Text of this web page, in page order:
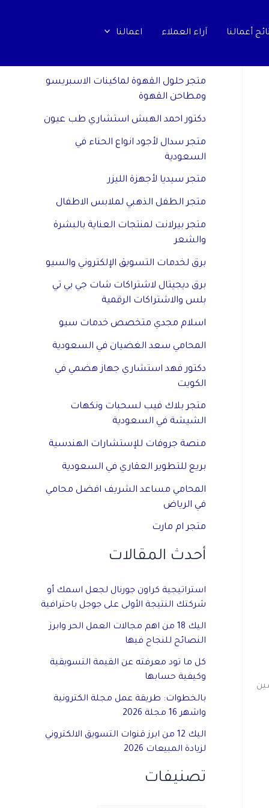
أعمالنا اَراء العملاء اعمالنا
متجر حلول القهوة لماكينات الاسبريسو
ومطاحن القهوة
دكتور احمد الهبش استشاري طب عيون
متجر سدال لأجود انواع الحناء في
السعودية
متجر سيديا لأجهزة الليزر
متجر الطفل الذهبي لملابس الاطفال
متجر بيرلانت لمنتجات العناية بالبشرة
والشعر
برق لخدمات التسويق الإلكتروني والسيو
برق ديجيتال لاشتراكات شات جي بي تي
بلس والاشتراكات الرقمية
اسلام مجدي متخصص خدمات سيو
المحامي سعد الغضيان في السعودية
دكتور فهد استشاري جهاز هضمي في
الكويت
متجر بلاك فيب لسحبات ونكهات
الشيشة في السعودية
منصة جروفات للإستشارات الهندسية
بريع للتطوير العقاري في السعودية
المحامي مساعد الشريف افضل محامي
في الرياض
متجر ام مارت
أحدث المقالات
استراتيجية كراون جورنال لجعل اسمك أو
شركتك النتيجة الأولى على جوجل باحترافية
اليك 18 من اهم مجالات العمل الحر وابرز
النصائح للنجاح فيها
كل ما تود معرفته عن القيمة التسويقية
وكيفية حسابها
بالخطوات: طريقة عمل مجلة الكترونية
واشهر 16 مجلة 2026
اليك 12 من ابرز قنوات التسويق الالكتروني
لزيادة المبيعات 2026
تصنيفات